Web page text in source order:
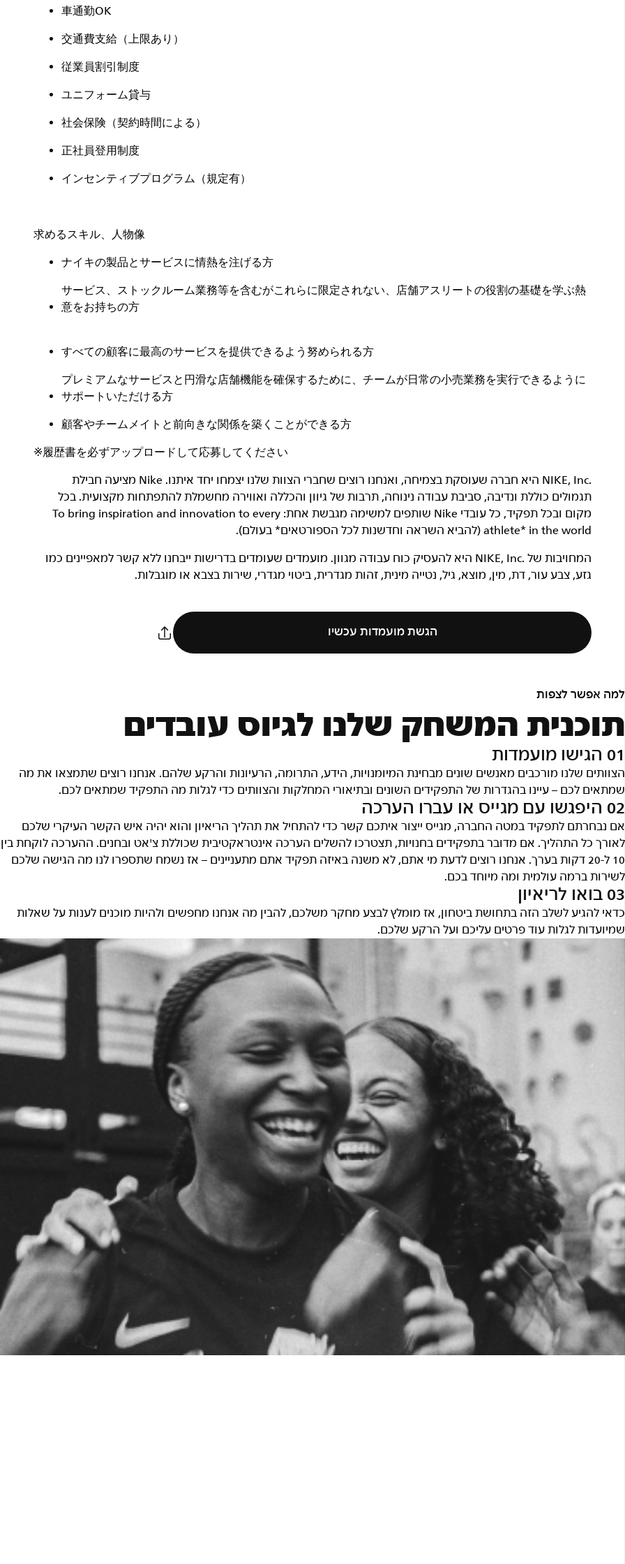
車通勤OK
交通費支給（上限あり）
従業員割引制度
ユニフォーム貸与
社会保険 （契約時間による ）
正社員登用制度
インセンティブプログラム（規定有）
求めるスキル、人物像
ナイキの製品とサービスに情熱を注げる方
サービス、ストックルーム業務等を含むがこれらに限定されない、店舗アスリートの役割の基礎を学ぶ熱
意をお持ちの方
すべての顧客に最高のサービスを提供できるよう努められる方
プレミアムなサービスと円滑な店舗機能を確保するために、チームが日常の小売業務を実行できるように
サポートいただける方
顧客やチームメイトと前向きな関係を築くことができる方
※履歴書を必ずアップロードして応募してください
‏NIKE, Inc.‎ היא חברה שעוסקת בצמיחה, ואנחנו רוצים שחברי הצוות שלנו יצמחו יחד איתנו. Nike מציעה חבילת
תגמולים כוללת ונדיבה, סביבת עבודה נינוחה, תרבות של גיוון והכללה ואווירה מחשמלת להתפתחות מקצועית. בכל
מקום ובכל תפקיד, כל עובדי Nike שותפים למשימה מגבשת אחת: To bring inspiration and innovation to every
athlete* in the world (להביא השראה וחדשנות לכל הספורטאים* בעולם).
המחויבות של NIKE, Inc.‎ היא להעסיק כוח עבודה מגוון. מועמדים שעומדים בדרישות ייבחנו ללא קשר למאפיינים כמו
גזע, צבע עור, דת, מין, מוצא, גיל, נטייה מינית, זהות מגדרית, ביטוי מגדרי, שירות בצבא או מוגבלות.
הגשת מועמדות עכשיו
למה אפשר לצפות
תוכנית המשחק שלנו לגיוס עובדים
01 הגישו מועמדות
הצוותים שלנו מורכבים מאנשים שונים מבחינת המיומנויות, הידע, התרומה, הרעיונות והרקע שלהם. אנחנו רוצים שתמצאו את מה
שמתאים לכם – עיינו בהגדרות של התפקידים השונים ובתיאורי המחלקות והצוותים כדי לגלות מה התפקיד שמתאים לכם.
02 היפגשו עם מגייס או עברו הערכה
אם נבחרתם לתפקיד במטה החברה, מגייס ייצור איתכם קשר כדי להתחיל את תהליך הריאיון והוא יהיה איש הקשר העיקרי שלכם
לאורך כל התהליך. אם מדובר בתפקידים בחנויות, תצטרכו להשלים הערכה אינטראקטיבית שכוללת צ'אט ובחנים. ההערכה לוקחת בין
10 ל-20 דקות בערך. אנחנו רוצים לדעת מי אתם, לא משנה באיזה תפקיד אתם מתעניינים – אז נשמח שתספרו לנו מה הגישה שלכם
לשירות ברמה עולמית ומה מיוחד בכם.
03 בואו לריאיון
כדאי להגיע לשלב הזה בתחושת ביטחון, אז מומלץ לבצע מחקר משלכם, להבין מה אנחנו מחפשים ולהיות מוכנים לענות על שאלות
שמיועדות לגלות עוד פרטים עליכם ועל הרקע שלכם.